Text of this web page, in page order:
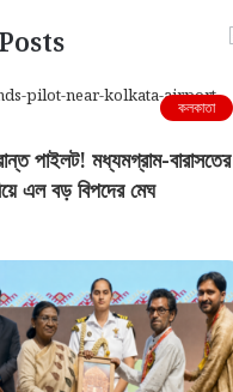
কলকাতা
পাইলট! মধ্যমগ্রাম-বারাসতের
এল বড় বিপদের মেঘ